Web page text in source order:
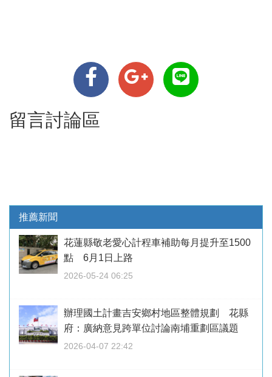
留言討論區
推薦新聞
花蓮縣敬老愛心計程車補助每月提升至1500
點 6月1日上路
2026-05-24 06:25
辦理國土計畫吉安鄉村地區整體規劃 花縣
府：廣納意見跨單位討論南埔重劃區議題
2026-04-07 22:42